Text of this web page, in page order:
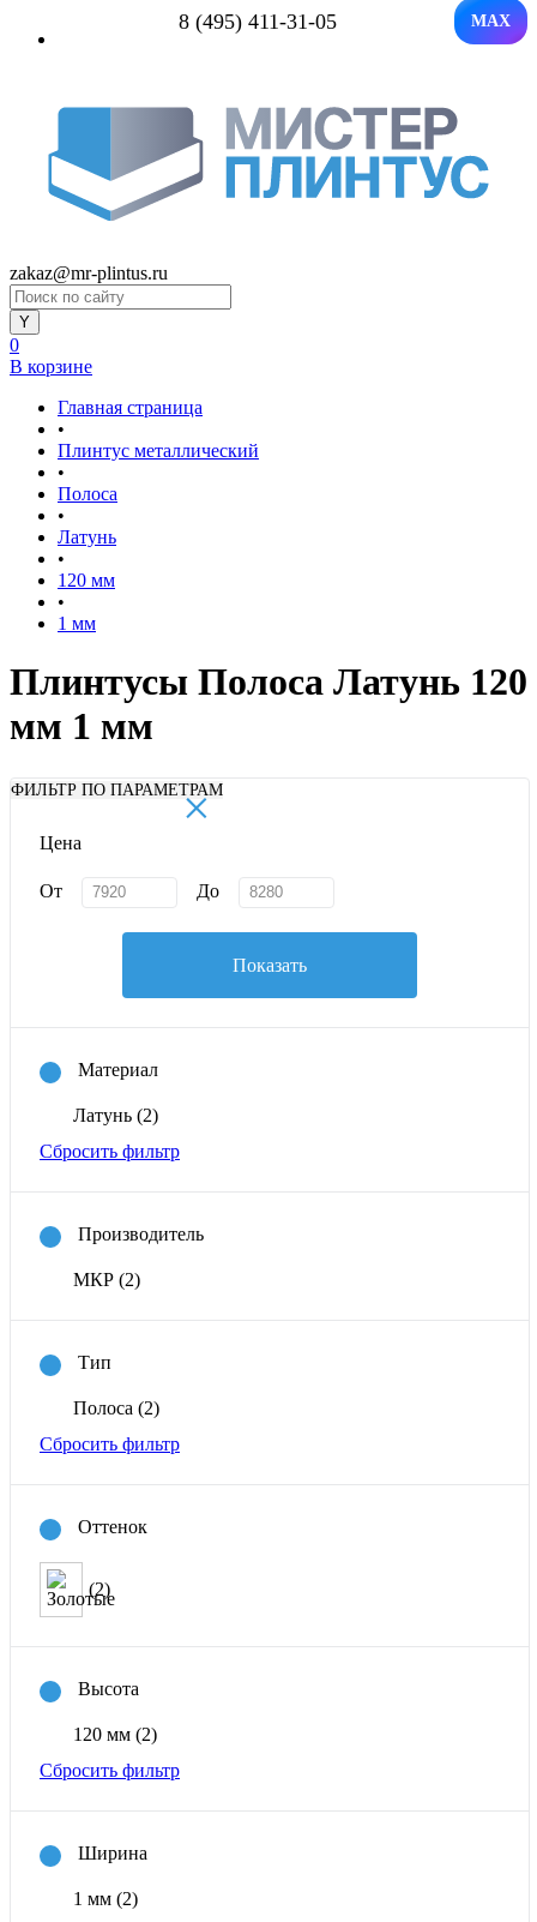
8 (495) 411-31-05 MAX
zakaz@mr-plintus.ru
0
В корзине
Главная страница
•
Плинтус металлический
•
Полоса
•
Латунь
•
120 мм
•
1 мм
Плинтусы Полоса Латунь 120
мм 1 мм
ФИЛЬТР ПО ПАРАМЕТРАМ
×
Цена
От До
Показать
Материал
Латунь (2)
Сбросить фильтр
Производитель
МКР (2)
Тип
Полоса (2)
Сбросить фильтр
Оттенок
(2)
Высота
120 мм (2)
Сбросить фильтр
Ширина
1 мм (2)